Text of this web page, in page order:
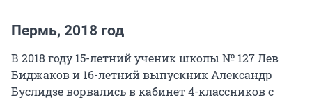
Пермь, 2018 год
В 2018 году 15-летний ученик школы № 127 Лев
Биджаков и 16-летний выпускник Александр
Буслидзе ворвались в кабинет 4-классников с